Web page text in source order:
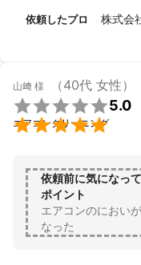
依頼したプロ 株式
山﨑 様 （40代 女性）


5.0
エアコンクリーニング
依頼前に気になっ
ポイント
エアコンのにおい
なった